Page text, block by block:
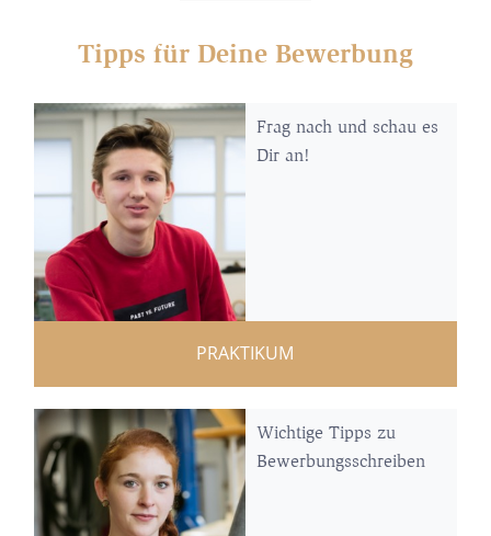
Tipps für Deine Bewerbung
Frag nach und schau es
Dir an!
PRAKTIKUM
Wichtige Tipps zu
Bewerbungsschreiben